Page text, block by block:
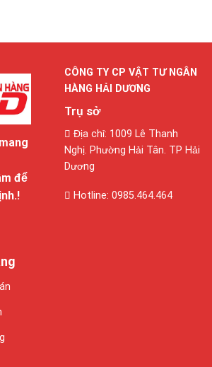
để
CÔNG TY CP VẬT TƯ NGÂN
HÀNG HẢI DƯƠNG
Trụ sở
Địa chỉ: 1009 Lê Thanh
Nghị. Phường Hải Tân. TP Hải
Dương
Hotline: 0985.464.464